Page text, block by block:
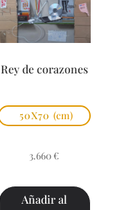
Rey de corazones
50X70 (cm)
3.660 €
Añadir al